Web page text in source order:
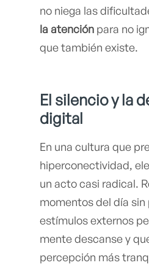
no niega las
la atención para no
que también existe.
El silencio y la
digital
En una cultura que
hiperconectividad,
un acto casi radical.
momentos del día sin
estímulos externos
mente descanse y
percepción más